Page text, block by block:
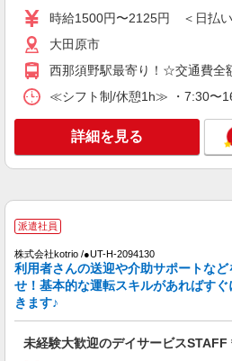
タイパ最強！希望
通費全支給(ガソリン
大田原市
キープ
派遣社員
時給1500円〜
通費全支給(ガソリン
大田原市
時給1500円〜2125円 ＜日払
大田原市
西那須野駅最寄り！☆交通費全
≪シフト制/休憩1h≫ ・7:30〜
詳細を見る
派遣社員
株式会社kotrio /●UT-H-2094130
利用者さんの送迎や介助サポートなど
せ！基本的な運転スキルがあればすぐ
きます♪
未経験大歓迎のデイサービス